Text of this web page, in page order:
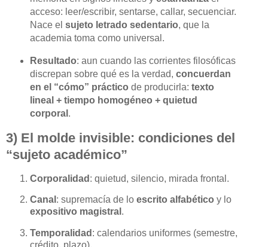
acceso: leer/escribir, sentarse, callar, secuenciar.
Nace el sujeto letrado sedentario, que la
academia toma como universal.
Resultado: aun cuando las corrientes filosóficas
discrepan sobre qué es la verdad, concuerdan
en el “cómo” práctico de producirla: texto
lineal + tiempo homogéneo + quietud
corporal .
3) El molde invisible: condiciones del
“sujeto académico”
Corporalidad : quietud, silencio, mirada frontal.
Canal : supremacía de lo escrito alfabético y lo
expositivo magistral .
Temporalidad : calendarios uniformes (semestre,